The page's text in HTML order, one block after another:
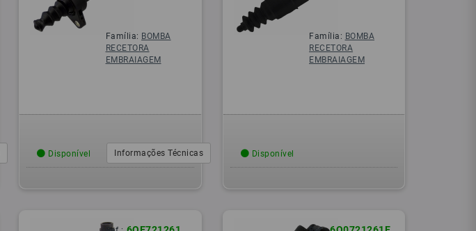
Família: BOMBA
RECETORA
EMBRAIAGEM
Disponível Informações Técnicas
Família: BOMBA
RECETORA
EMBRAIAGEM
Disponível